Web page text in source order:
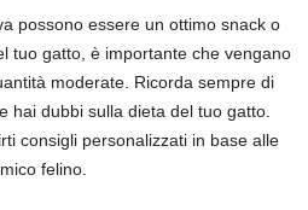
possono essere un ottimo snack o
tuo gatto, è importante che vengano
moderate. Ricorda sempre di
hai dubbi sulla dieta del tuo gatto.
consigli personalizzati in base alle
felino.